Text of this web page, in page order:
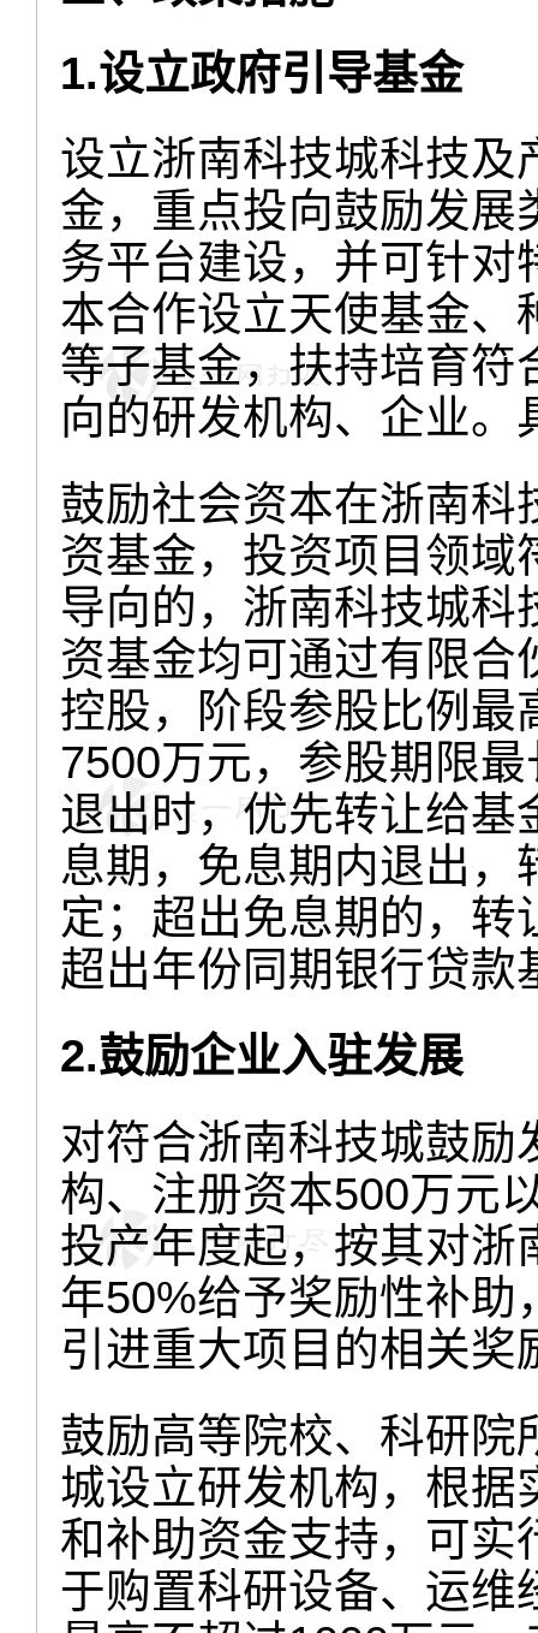
1.设立政府引导基金
设立浙南科技城科技及
金，重点投向鼓励发展
务平台建设，并可针
本合作设立天使基金、
等子基金，扶持培育符
向的研发机构、企业。
鼓励社会资本在浙南科
资基金，投资项目领
导向的，浙南科技城
资基金均可通过有限
控股，阶段参股比例最
7500万元，参股期限
退出时，优先转让给
息期，免息期内退出
定；超出免息期的，
超出年份同期银行贷
2.鼓励企业入驻发展
对符合浙南科技城鼓
构、注册资本500万元
投产年度起，按其对浙
年50%给予奖励性补助
引进重大项目的相关奖
鼓励高等院校、科研院
城设立研发机构，根据
和补助资金支持，可实
于购置科研设备、运